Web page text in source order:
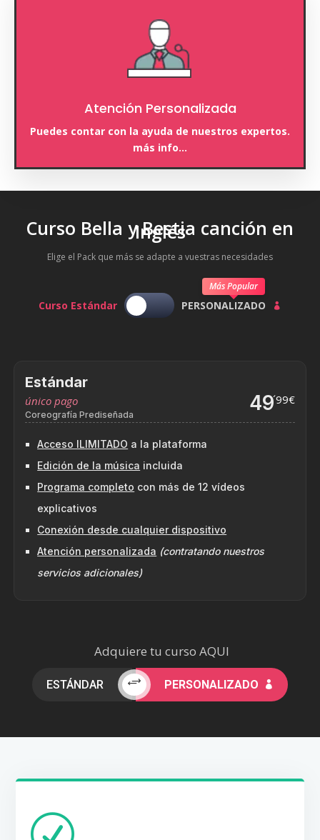
Atención Personalizada
Puedes contar con la ayuda de nuestros expertos.
más info…
Curso Bella y Bestia canción en
Inglés
Elige el Pack que más se adapte a vuestras necesidades
Curso Estándar
Más Popular

PERSONALIZADO
Estándar
único pago
Coreografía Prediseñada 49´99€
Acceso ILIMITADO a la plataforma
Edición de la música incluida
Programa completo con más de 12 vídeos
explicativos
Conexión desde cualquier dispositivo
Atención personalizada (contratando nuestros
servicios adicionales)
Adquiere tu curso AQUI
ESTÁNDAR + PERSONALIZADO 
POLÍTICA DE CAMBIOS